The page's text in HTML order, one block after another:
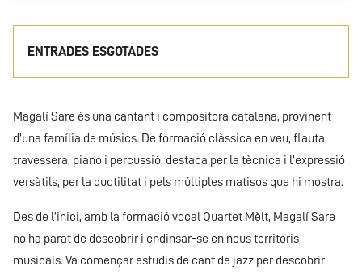
ENTRADES ESGOTADES
Magalí Sare és una cantant i compositora catalana, provinent
d’una família de músics. De formació clàssica en veu, flauta
travessera, piano i percussió, destaca per la tècnica i l’expressió
versàtils, per la ductilitat i pels múltiples matisos que hi mostra.
Des de l’inici, amb la formació vocal Quartet Mèlt, Magalí Sare
no ha parat de descobrir i endinsar-se en nous territoris
musicals. Va començar estudis de cant de jazz per descobrir